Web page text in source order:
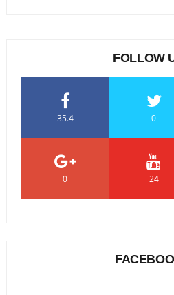
FOLLOW
35.4 0
0 24